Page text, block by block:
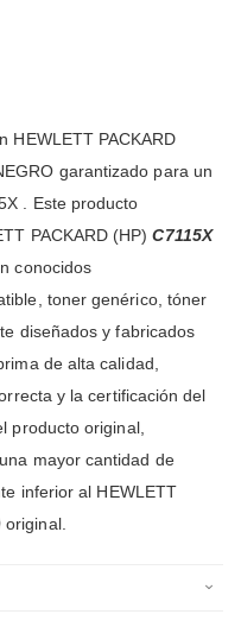
HEWLETT PACKARD
garantizado para un
. Este producto
PACKARD (HP) C7115X
conocidos
toner genérico, tóner
diseñados y fabricados
de alta calidad,
y la certificación del
producto original,
mayor cantidad de
inferior al HEWLETT
original.